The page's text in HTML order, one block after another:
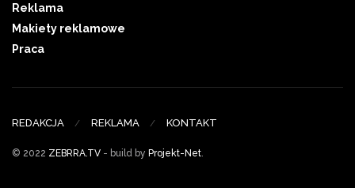
Reklama
Makiety reklamowe
Praca
REDAKCJA REKLAMA KONTAKT
© 2022 ZEBRRA.TV - build by Projekt-Net.